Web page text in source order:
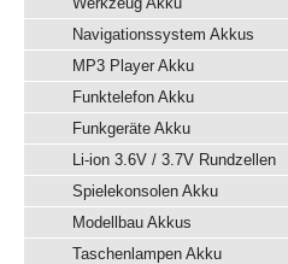
Navigationssystem Akkus
MP3 Player Akku
Funktelefon Akku
Funkgeräte Akku
Li-ion 3.6V / 3.7V Rundzellen
Spielekonsolen Akku
Modellbau Akkus
Taschenlampen Akku